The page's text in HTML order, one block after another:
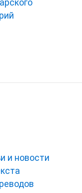
и новости